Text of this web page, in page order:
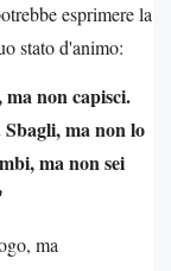
esprimere la
stato d'animo:
non capisci.
ma non lo
ma non sei
ma